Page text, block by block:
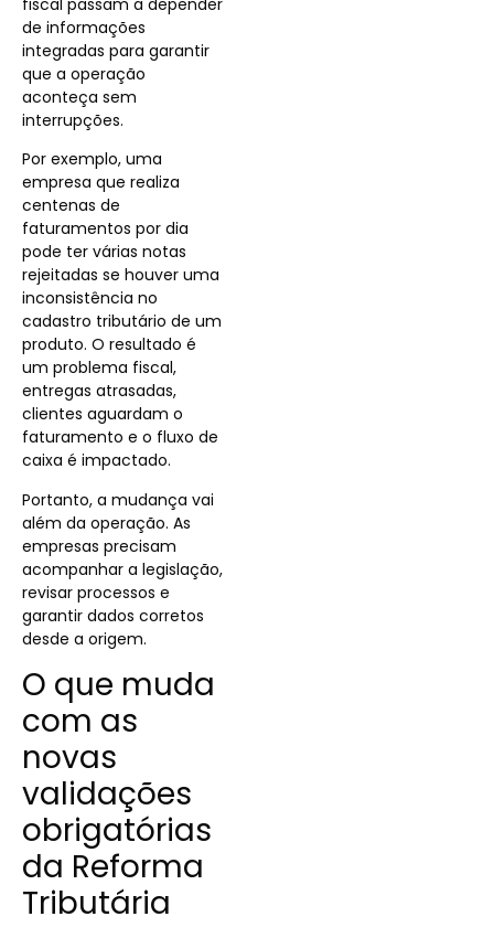
de informações
integradas para garantir
que a operação
aconteça sem
interrupções.
Por exemplo, uma
empresa que realiza
centenas de
faturamentos por dia
pode ter várias notas
rejeitadas se houver uma
inconsistência no
cadastro tributário de um
produto. O resultado é
um problema fiscal,
entregas atrasadas,
clientes aguardam o
faturamento e o fluxo de
caixa é impactado.
Portanto, a mudança vai
além da operação. As
empresas precisam
acompanhar a legislação,
revisar processos e
garantir dados corretos
desde a origem.
O que muda
com as
novas
validações
obrigatórias
da Reforma
Tributária